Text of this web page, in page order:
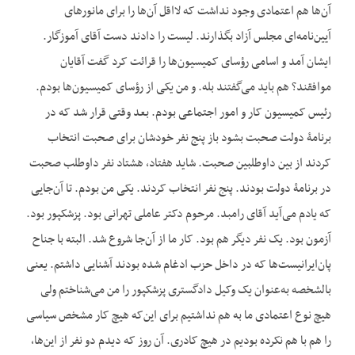
آن‌ها هم اعتمادی وجود نداشت که لااقل آن‌ها را برای مانورهای
آیین‌نامه‌ای مجلس آزاد بگذارند. لیست را دادند دست آقای آموزگار.
ایشان آمد و اسامی رؤسای کمیسیون‌ها را قرائت کرد گفت آقایان
موافقند؟ هم باید می‌گفتند بله. و من یکی از رؤسای کمیسیون‌ها بودم.
رئیس کمیسیون کار و امور اجتماعی بودم. بعد وقتی قرار شد که در
برنامۀ دولت صحبت بشود باز پنج نفر خودشان برای صحبت انتخاب
کردند از بین داوطلبین صحبت. شاید هفتاد، هشتاد نفر داوطلب صحبت
در برنامۀ دولت بودند. پنج نفر انتخاب کردند. یکی من بودم. تا آن‌جایی
که یادم می‌آید آقای رامبد. مرحوم دکتر عاملی تهرانی بود. پزشک‎پور بود.
آزمون بود. یک نفر دیگر هم بود. کار ما از آن‌جا شروع شد. البته با جناح
پان‌ایرانیست‌ها که در داخل حزب ادغام شده بودند آشنایی داشتم. یعنی
بالشخصه به‌عنوان یک وکیل دادگستری پزشکپور را من می‌شناختم ولی
هیچ نوع اعتمادی ما به هم نداشتیم برای این‌که هیچ کار مشخص سیاسی
را هم با هم نکرده بودیم در هیچ کادری. آن روز که دیدم دو نفر از این‌ها،